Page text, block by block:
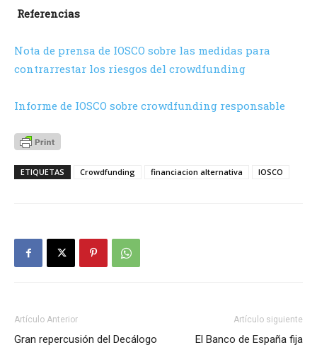
Referencias
Nota de prensa de IOSCO sobre las medidas para
contrarrestar los riesgos del crowdfunding
Informe de IOSCO sobre crowdfunding responsable
ETIQUETAS Crowdfunding financiacion alternativa IOSCO
Artículo Anterior
Gran repercusión del Decálogo
Artículo siguiente
El Banco de España fija